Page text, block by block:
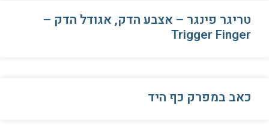
טריגר פינגר – אצבע הדק, אגודל הדק –
Trigger Finger
כאב במפרק כף היד